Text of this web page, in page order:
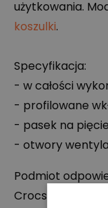
użytkowania.
koszulki.
Specyfikacja:
- w całości
- profilowane
- pasek na pięcie
- otwory
Podmiot
Crocs Europe B.V.